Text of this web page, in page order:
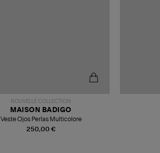
NOUVELLE COLLECTION
250,00 €
MAISON BADIGO
Veste Ojos Perlas Multicolore